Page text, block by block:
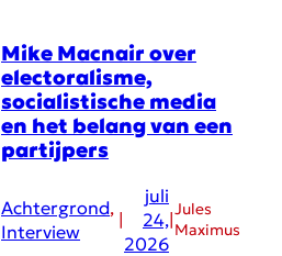
Mike Macnair over
electoralisme,
socialistische media
en het belang van een
partijpers
Achtergrond
Interview
|
juli
24,
2026
|Jules
Maximus